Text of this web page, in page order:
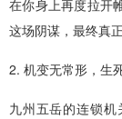
在你身上再度拉开
这场阴谋，最终真
2. 机变无常形，生
九州五岳的连锁